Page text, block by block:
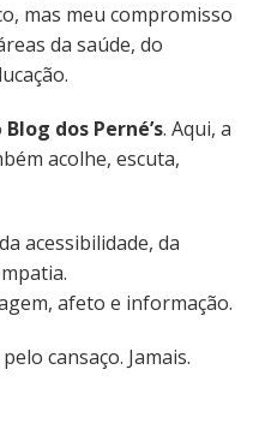
mas meu compromisso
da saúde, do
Blog dos Perné’s. Aqui, a
acolhe, escuta,
acessibilidade, da
afeto e informação.
cansaço. Jamais.